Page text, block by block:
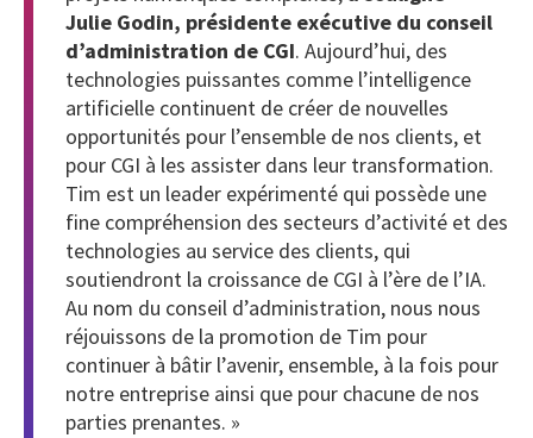
Julie Godin, présidente exécutive du conseil
d’administration de CGI. Aujourd’hui, des
technologies puissantes comme l’intelligence
artificielle continuent de créer de nouvelles
opportunités pour l’ensemble de nos clients, et
pour CGI à les assister dans leur transformation.
Tim est un leader expérimenté qui possède une
fine compréhension des secteurs d’activité et des
technologies au service des clients, qui
soutiendront la croissance de CGI à l’ère de l’IA.
Au nom du conseil d’administration, nous nous
réjouissons de la promotion de Tim pour
continuer à bâtir l’avenir, ensemble, à la fois pour
notre entreprise ainsi que pour chacune de nos
parties prenantes. »